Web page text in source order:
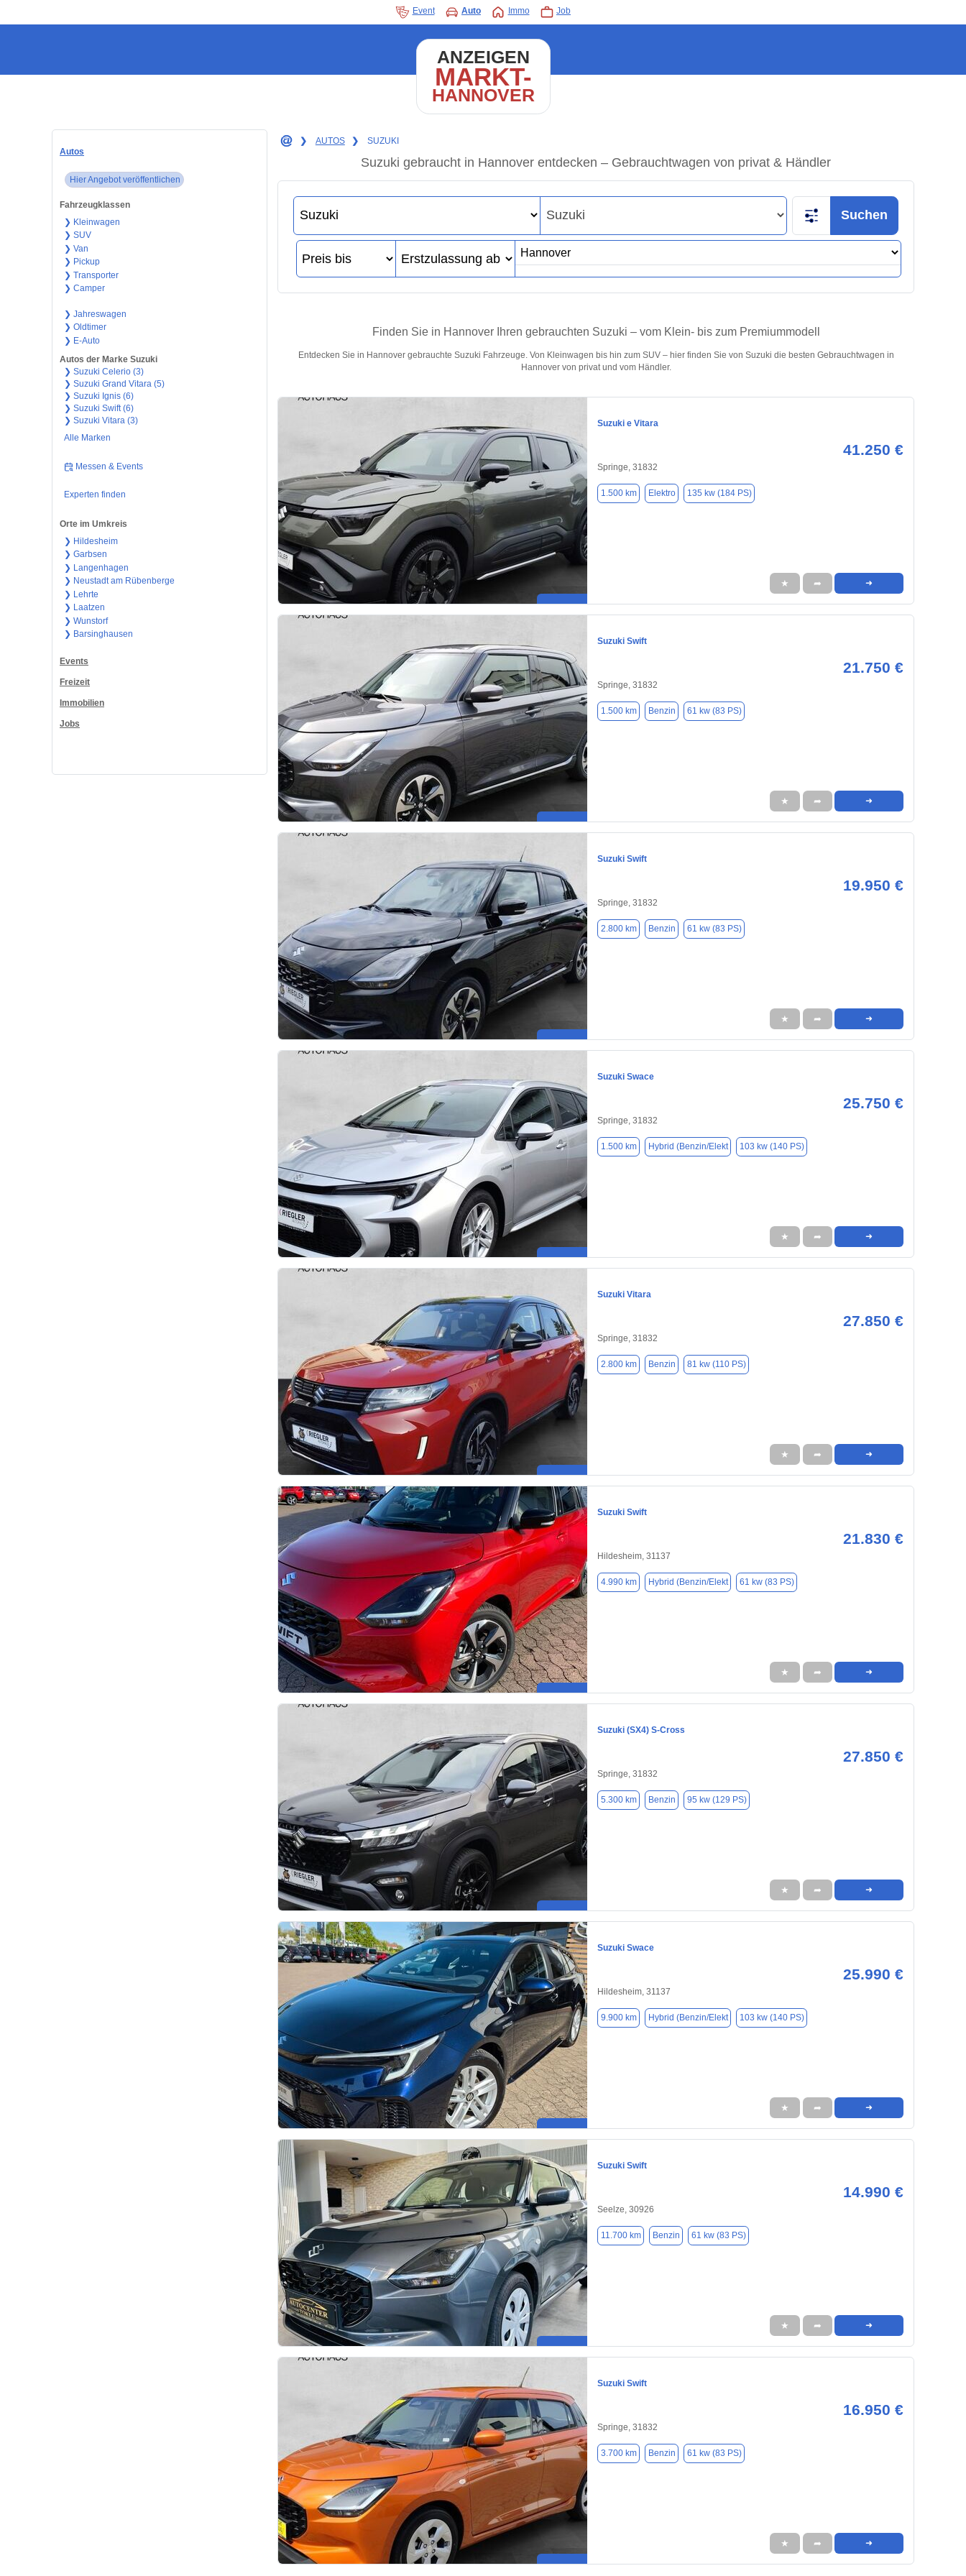
Event Auto Immo Job
ANZEIGEN
MARKT-
HANNOVER
Autos
Hier Angebot veröffentlichen
Fahrzeugklassen
❯ Kleinwagen
❯ SUV
❯ Van
❯ Pickup
❯ Transporter
❯ Camper
❯ Jahreswagen
❯ Oldtimer
❯ E-Auto
Autos der Marke Suzuki
❯ Suzuki Celerio (3)
❯ Suzuki Grand Vitara (5)
❯ Suzuki Ignis (6)
❯ Suzuki Swift (6)
❯ Suzuki Vitara (3)
Alle Marken
Messen & Events
Experten finden
Orte im Umkreis
❯ Hildesheim
❯ Garbsen
❯ Langenhagen
❯ Neustadt am Rübenberge
❯ Lehrte
❯ Laatzen
❯ Wunstorf
❯ Barsinghausen
Events
Freizeit
Immobilien
Jobs
❯ AUTOS ❯ SUZUKI
Suzuki gebraucht in Hannover entdecken – Gebrauchtwagen von privat & Händler
Suchen
Finden Sie in Hannover Ihren gebrauchten Suzuki – vom Klein- bis zum Premiummodell
Entdecken Sie in Hannover gebrauchte Suzuki Fahrzeuge. Von Kleinwagen bis hin zum SUV – hier finden Sie von Suzuki die besten Gebrauchtwagen in
Hannover von privat und vom Händler.
Suzuki e Vitara
41.250 €
Springe, 31832
1.500 km Elektro 135 kw (184 PS)
★ ➦ ➜
Suzuki Swift
21.750 €
Springe, 31832
1.500 km Benzin 61 kw (83 PS)
★ ➦ ➜
Suzuki Swift
19.950 €
Springe, 31832
2.800 km Benzin 61 kw (83 PS)
★ ➦ ➜
Suzuki Swace
25.750 €
Springe, 31832
1.500 km Hybrid (Benzin/Elekt 103 kw (140 PS)
★ ➦ ➜
Suzuki Vitara
27.850 €
Springe, 31832
2.800 km Benzin 81 kw (110 PS)
★ ➦ ➜
Suzuki Swift
21.830 €
Hildesheim, 31137
4.990 km Hybrid (Benzin/Elekt 61 kw (83 PS)
★ ➦ ➜
Suzuki (SX4) S-Cross
27.850 €
Springe, 31832
5.300 km Benzin 95 kw (129 PS)
★ ➦ ➜
Suzuki Swace
25.990 €
Hildesheim, 31137
9.900 km Hybrid (Benzin/Elekt 103 kw (140 PS)
★ ➦ ➜
Suzuki Swift
14.990 €
Seelze, 30926
11.700 km Benzin 61 kw (83 PS)
★ ➦ ➜
Suzuki Swift
16.950 €
Springe, 31832
3.700 km Benzin 61 kw (83 PS)
★ ➦ ➜